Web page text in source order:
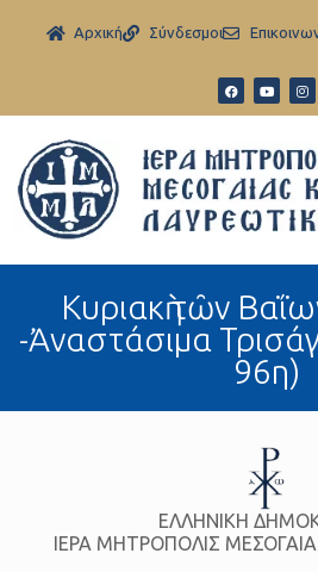
Aρχική Σύνδεσμοι
Kυριακὴ τῶν
-Ἀναστάσιμα
96η)
ΕΛΛΗΝΙΚΗ
ΙΕΡΑ ΜΗΤΡΟΠΟΛΙΣ